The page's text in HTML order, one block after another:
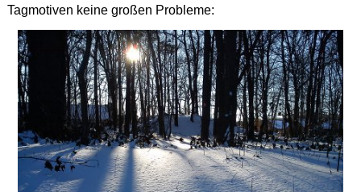
Tagmotiven keine großen Probleme: